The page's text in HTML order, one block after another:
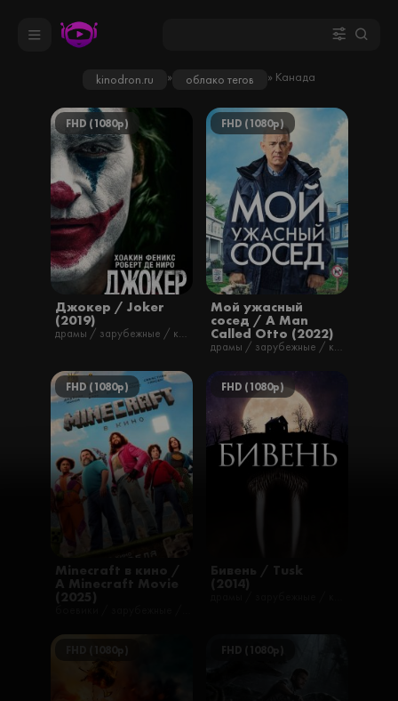
kinodron.ru » облако тегов » Канада
Джокер / Joker
(2019)
FHD (1080p)
драмы / зарубежные / криминал / триллеры / фильмы / русские
Мой ужасный
сосед / A Man
Called Otto (2022)
FHD (1080p)
драмы / зарубежные / комедии / фильмы / русские
Minecraft в кино /
A Minecraft Movie
(2025)
FHD (1080p)
Бивень / Tusk
(2014)
FHD (1080p)
FHD (1080p)